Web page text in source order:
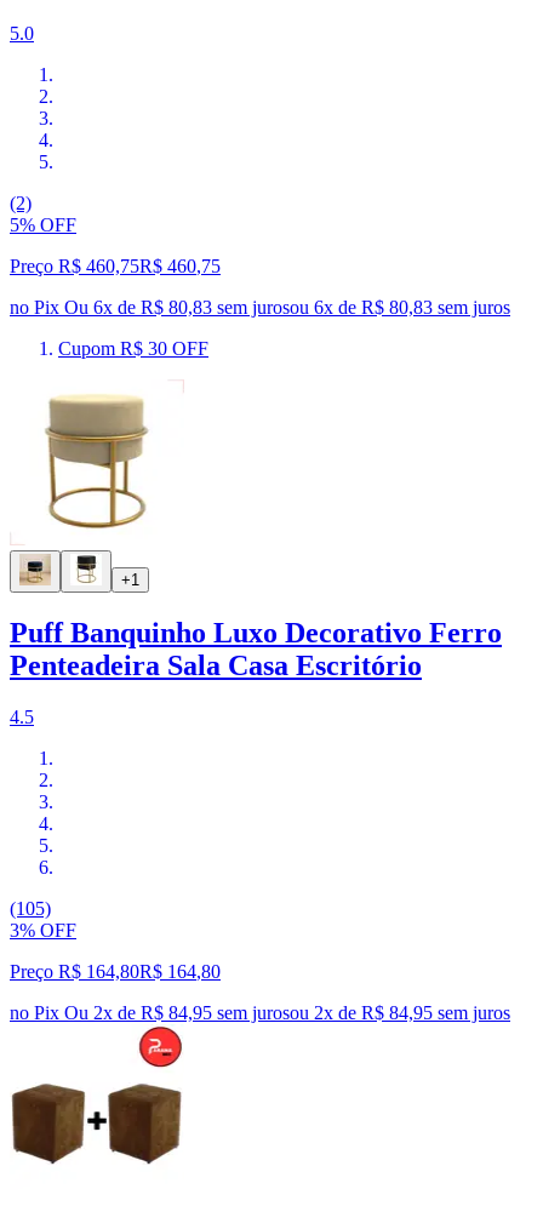
5.0
(2)
5% OFF
Preço R$ 460,75R$ 460,75
no Pix Ou 6x de R$ 80,83 sem jurosou 6x de R$ 80,83 sem juros
Cupom R$ 30 OFF
+1
Puff Banquinho Luxo Decorativo Ferro
Penteadeira Sala Casa Escritório
4.5
(105)
3% OFF
Preço R$ 164,80R$ 164,80
no Pix Ou 2x de R$ 84,95 sem jurosou 2x de R$ 84,95 sem juros